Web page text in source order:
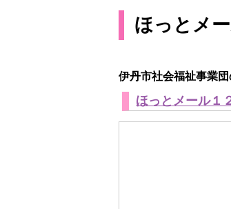
ほっとメ
伊丹市社会福祉事業
ほっとメール１